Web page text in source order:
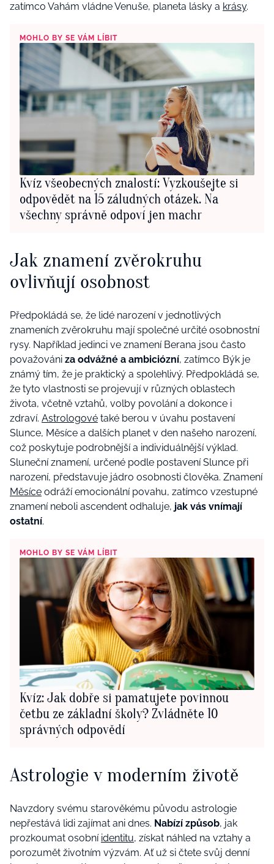
zatímco Vahám vládne Venuše, planeta lásky a krásy.
MOHLO BY SE VÁM LÍBIT
Kvíz všeobecných znalostí: Vyzkoušejte si
odpovědět na 15 záludných otázek. Na
všechny správně odpoví jen machr
Jak znamení zvěrokruhu
ovlivňují osobnost
Předpokládá se, že lidé narození v jednotlivých
znameních zvěrokruhu mají společné určité osobnostní
rysy. Například jedinci ve znamení Berana jsou často
považováni za odvážné a ambiciózní, zatímco Býk je
známý tím, že je praktický a spolehlivý. Předpokládá se,
že tyto vlastnosti se projevují v různých oblastech
života, včetně vztahů, volby povolání a dokonce i
zdraví. Astrologové také berou v úvahu postavení
Slunce, Měsíce a dalších planet v den našeho narození,
což poskytuje podrobnější a individuálnější výklad.
Sluneční znamení, určené podle postavení Slunce při
narození, představuje jádro osobnosti člověka. Znamení
Měsíce odrážíemocionální povahu, zatímco vzestupné
znamení neboli ascendent odhaluje, jak vás vnímají
ostatní.
MOHLO BY SE VÁM LÍBIT
Kvíz: Jak dobře si pamatujete povinnou
četbu ze základní školy? Zvládněte 10
správných odpovědí
Astrologie v moderním životě
Navzdory svému starověkému původu astrologie
nepřestává lidi zajímat ani dnes. Nabízí způsob, jak
prozkoumat osobní identitu, získat náhled na vztahy a
porozumět životním výzvám. Ať už si čtete svůj denní